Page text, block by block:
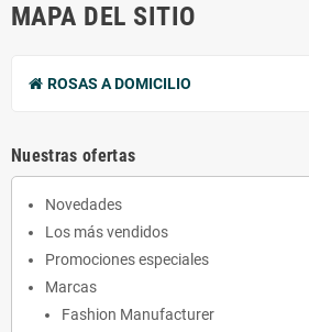
MAPA DEL SITIO
ROSAS A DOMICILIO
Nuestras ofertas
Novedades
Los más vendidos
Promociones especiales
Marcas
Fashion Manufacturer